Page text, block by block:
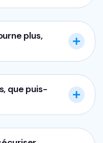
plus,
que puis-